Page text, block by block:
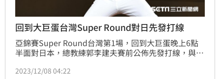
回到大巨蛋台灣Super Round對日先發打線
亞錦賽Super Round台灣第1場，回到大巨蛋晚上6點
半面對日本，總教練郭李建夫賽前公佈先發打線，與開
曾仁和。
2023/12/08 04:22